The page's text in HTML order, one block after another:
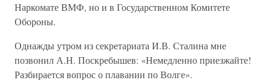
Наркомате ВМФ, но и в Государственном Комитете
Обороны.
Однажды утром из секретариата И.В. Сталина мне
позвонил А.Н. Поскребышев: «Немедленно приезжайте!
Разбирается вопрос о плавании по Волге».